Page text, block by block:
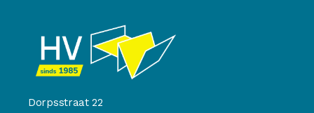
Dorpsstraat 22